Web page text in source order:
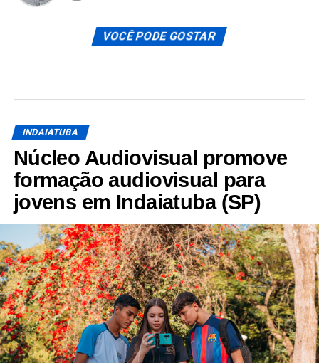
VOCÊ PODE GOSTAR
INDAIATUBA
Núcleo Audiovisual promove
formação audiovisual para
jovens em Indaiatuba (SP)